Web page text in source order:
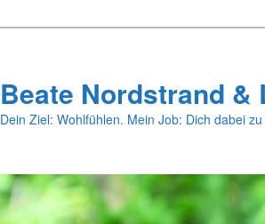
Beate Nordstrand &
Dein Ziel: Wohlfühlen. Mein Job: Dich dabei